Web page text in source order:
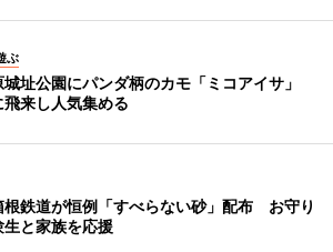
ぶ
城址公園にパンダ柄のカモ「ミコアイサ」
飛来し人気集める
根鉄道が恒例「すべらない砂」配布 お守り
生と家族を応援